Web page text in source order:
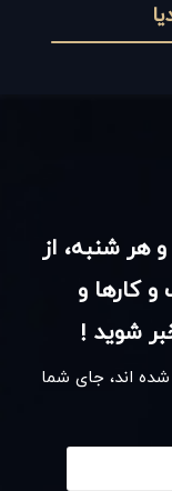
هر شنبه، از
کارها و
شوید !
شده اند، جای شما